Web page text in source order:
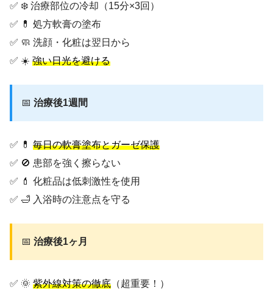
✅ ❄️ 治療部位の冷却（15分×3回）
✅ 💊 処方軟膏の塗布
✅ 🧼 洗顔・化粧は翌日から
✅ ☀️ 強い日光を避ける
📅 治療後1週間
✅ 💊 毎日の軟膏塗布とガーゼ保護
✅ 🚫 患部を強く擦らない
✅ 💄 化粧品は低刺激性を使用
✅ 🛁 入浴時の注意点を守る
📅 治療後1ヶ月
✅ 🌞 紫外線対策の徹底 （超重要！）